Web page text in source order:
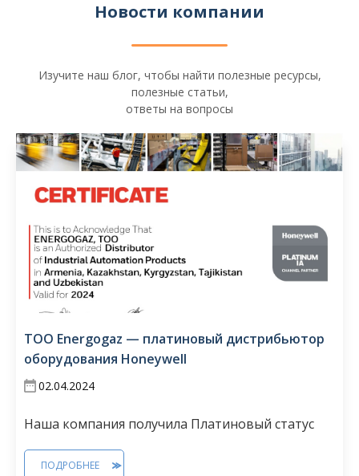
Новости компании
Изучите наш блог, чтобы найти полезные ресурсы,
полезные статьи,
ответы на вопросы
ТОО Energogaz — платиновый дистрибьютор
оборудования Honeywell
02.04.2024
Наша компания получила Платиновый статус
ПОДРОБНЕЕ